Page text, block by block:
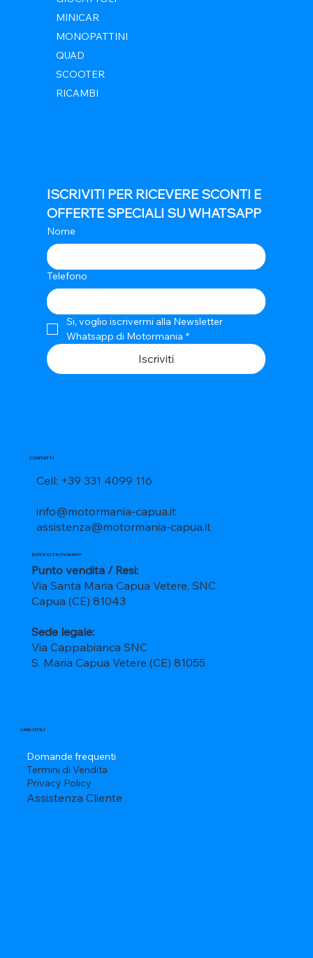
MINICAR
MONOPATTINI
QUAD
SCOOTER
RICAMBI
CONTATTI
Cell: +39 331 4099 116
info@motormania-capua.it
assistenza@motormania-capua.it
DOVE CI TROVIAMO?
Punto vendita / Resi:
Via Santa Maria Capua Vetere, SNC
Capua (CE) 81043
Sede legale:
Via Cappabianca SNC
S. Maria Capua Vetere (CE) 81055
LINK UTILI
Domande frequenti
Termini di Vendita
Privacy Policy
Assistenza Cliente
ISCRIVITI PER RICEVERE SCONTI E
OFFERTE SPECIALI SU WHATSAPP
Nome
Telefono
Si, voglio iscrivermi alla Newsletter
Whatsapp di Motormania *
Iscriviti